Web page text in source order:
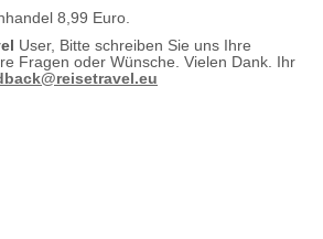
8,99 Euro.
User, Bitte schreiben Sie uns Ihre
Fragen oder Wünsche. Vielen Dank. Ihr